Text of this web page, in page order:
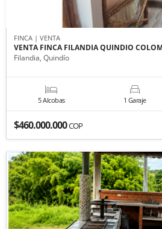
FINCA | VENTA
VENTA FINCA FILANDIA QUINDIO
Filandia, Quindío
5 Alcobas 1 Garaje
$460.000.000COP